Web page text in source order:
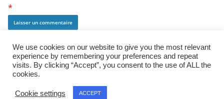
*
Copyright © 2026j:mag
We use cookies on our website to give you the most relevant
experience by remembering your preferences and repeat
visits. By clicking “Accept”, you consent to the use of ALL the
cookies.
Cookie settings ACCEPT